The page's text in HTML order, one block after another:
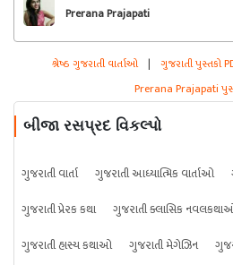
Prerana Prajapati
શ્રેષ્ઠ ગુજરાતી વાર્તાઓ | ગુજરાતી પુસ્તકો
Prerana Prajapati
બીજા રસપ્રદ વિકલ્પો
ગુજરાતી વાર્તા ગુજરાતી આધ્યાત્મિક વાર્તાઓ
ગુજરાતી પ્રેરક કથા
ગુજરાતી ક્લાસિક
ગુજરાતી હાસ્ય કથાઓ
ગુજરાતી મેગેઝિન